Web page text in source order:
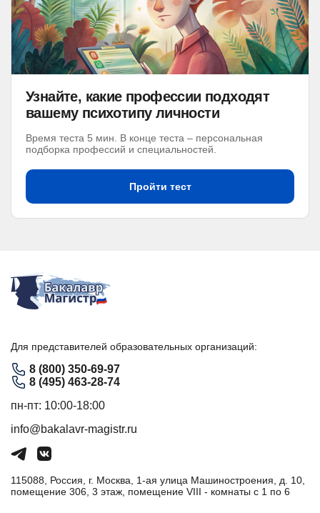
Узнайте, какие профессии подходят
вашему психотипу личности
Время теста 5 мин. В конце теста – персональная
подборка профессий и специальностей.
Пройти тест
Для представителей образовательных организаций:
8 (800) 350-69-97
8 (495) 463-28-74
пн-пт: 10:00-18:00
info@bakalavr-magistr.ru
115088, Россия, г. Москва, 1-ая улица Машиностроения, д. 10,
помещение 306, 3 этаж, помещение VIII - комнаты с 1 по 6